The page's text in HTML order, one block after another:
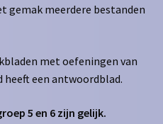
gemak meerdere bestanden
met oefeningen van
heeft een antwoordblad.
5 en 6 zijn gelijk.